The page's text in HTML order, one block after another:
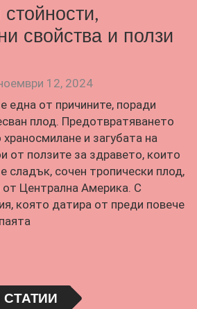
свойства и ползи
12, 2024
една от причините, поради
плод. Предотвратяването
и загубата на
от ползите за здравето, които
сладък, сочен тропически плод,
Централна Америка. С
която датира от преди повече